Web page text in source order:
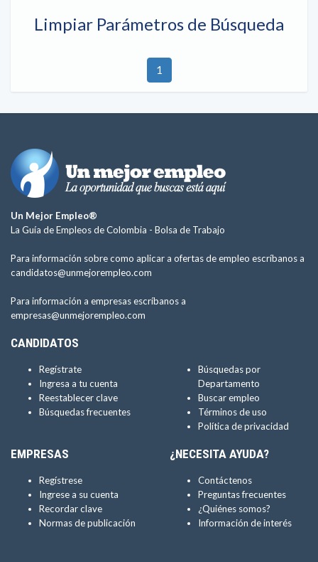
Limpiar Parámetros de Búsqueda
1
Un Mejor Empleo®
La Guía de Empleos de Colombia - Bolsa de Trabajo
Para información sobre como aplicar a ofertas de empleo escríbanos a
candidatos@unmejorempleo.com
Para información a empresas escríbanos a
empresas@unmejorempleo.com
CANDIDATOS
Regístrate
Ingresa a tu cuenta
Reestablecer clave
Búsquedas frecuentes
Búsquedas por
Departamento
Buscar empleo
Términos de uso
Política de privacidad
EMPRESAS
Regístrese
Ingrese a su cuenta
Recordar clave
Normas de publicación
¿NECESITA AYUDA?
Contáctenos
Preguntas frecuentes
¿Quiénes somos?
Información de interés